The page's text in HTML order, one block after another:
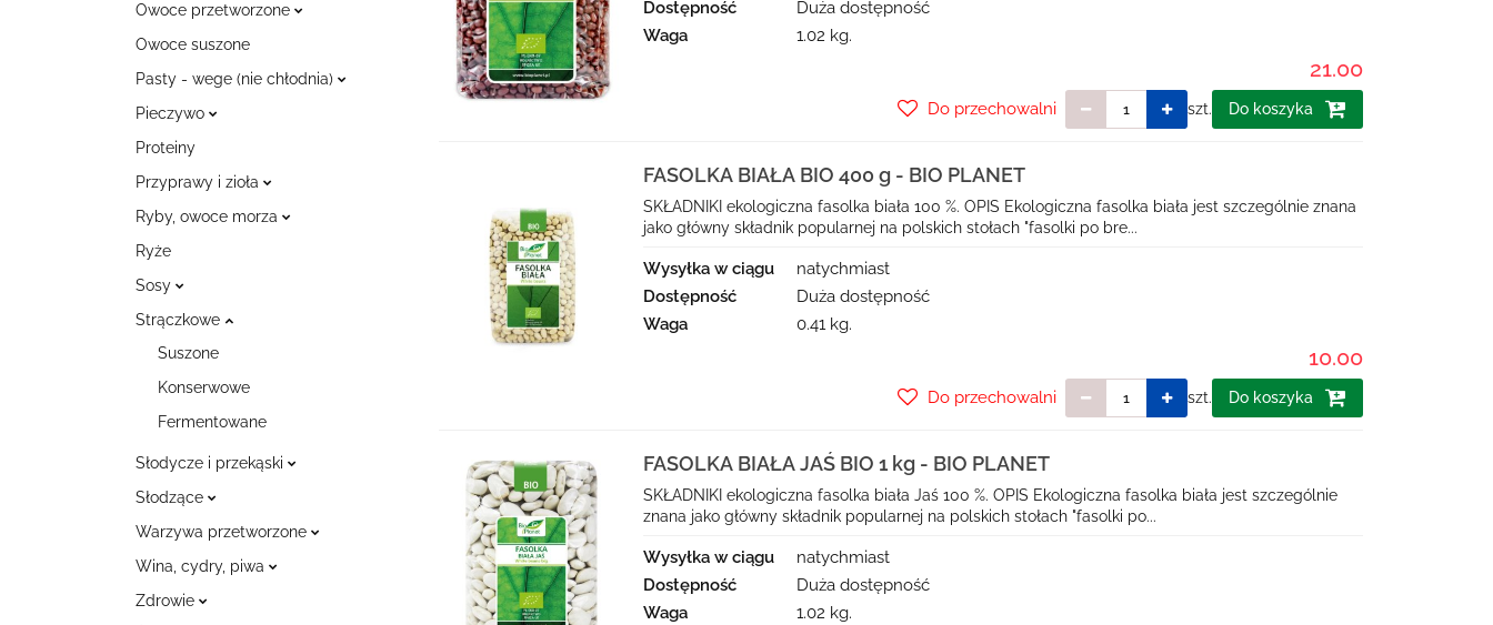
Owoce przetworzone
Owoce suszone
Pasty - wege (nie chłodnia)
Pieczywo
Proteiny
Przyprawy i zioła
Ryby, owoce morza
Ryże
Sosy
Strączkowe
Suszone
Konserwowe
Fermentowane
Słodycze i przekąski
Słodzące
Warzywa przetworzone
Wina, cydry, piwa
Zdrowie
Dostępność
Duża dostępność
Waga
1.02 kg.
21.00
szt. Do koszyka
Do przechowalni
FASOLKA BIAŁA BIO 400 g - BIO PLANET
SKŁADNIKI ekologiczna fasolka biała 100 %. OPIS Ekologiczna fasolka biała jest szczególnie znana
jako główny składnik popularnej na polskich stołach "fasolki po bre...
Wysyłka w ciągu
natychmiast
Dostępność
Duża dostępność
Waga
0.41 kg.
10.00
szt. Do koszyka
Do przechowalni
FASOLKA BIAŁA JAŚ BIO 1 kg - BIO PLANET
SKŁADNIKI ekologiczna fasolka biała Jaś 100 %. OPIS Ekologiczna fasolka biała jest szczególnie
znana jako główny składnik popularnej na polskich stołach "fasolki po...
Wysyłka w ciągu
natychmiast
Dostępność
Duża dostępność
Waga
1.02 kg.